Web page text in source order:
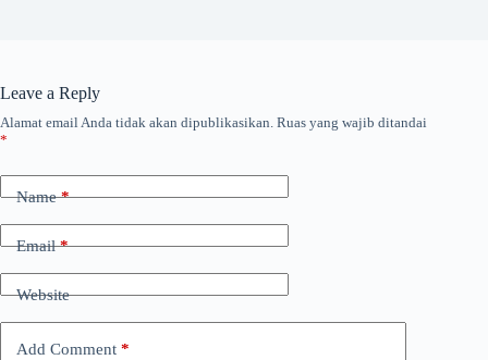
Leave a Reply
Alamat email Anda tidak akan dipublikasikan. Ruas yang wajib ditandai
*
Name*
Email*
Website
Add Comment *